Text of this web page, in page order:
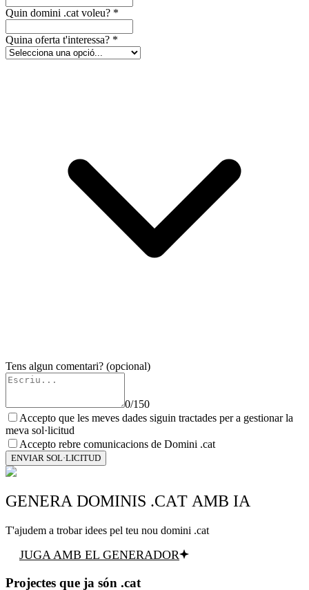
Quin domini .cat voleu? *
Quina oferta t'interessa? *
Tens algun comentari? (opcional)
0/150
Accepto que les meves dades siguin tractades per a gestionar la
meva sol·licitud
Accepto rebre comunicacions de Domini .cat
ENVIAR SOL·LICITUD
GENERA DOMINIS .CAT AMB IA
T'ajudem a trobar idees pel teu nou domini .cat
JUGA AMB EL GENERADOR
Projectes que ja són .cat